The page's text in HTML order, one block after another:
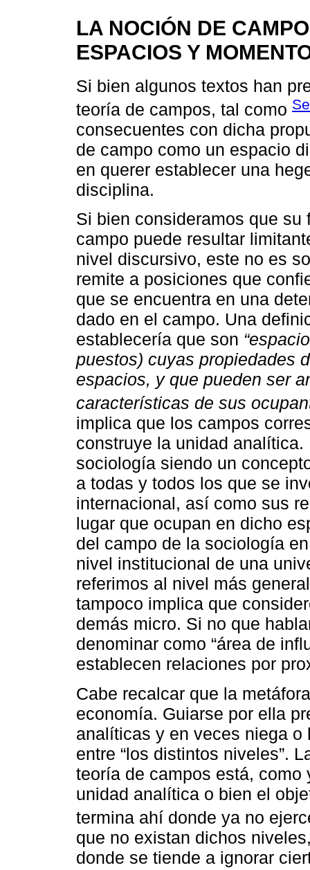
LA NOCIÓN DE
ESPACIOS Y
Si bien algunos textos han
teoría de campos, tal como
consecuentes con dicha
de campo como un espacio
en querer establecer una
disciplina.
Si bien consideramos que
campo puede resultar
nivel discursivo, este no es
remite a posiciones que
que se encuentra en una
dado en el campo. Una
establecería que son
puestos) cuyas propiedades
espacios, y que pueden ser
características de sus
implica que los campos
construye la unidad
sociología siendo un
a todas y todos los que se
internacional, así como sus
lugar que ocupan en dicho
del campo de la sociología
nivel institucional de una
referimos al nivel más
tampoco implica que
demás micro. Si no que
denominar como “área de
establecen relaciones por
Cabe recalcar que la
economía. Guiarse por ella
analíticas y en veces niega
entre “los distintos niveles”.
teoría de campos está,
unidad analítica o bien el
termina ahí donde ya no
que no existan dichos
donde se tiende a ignorar